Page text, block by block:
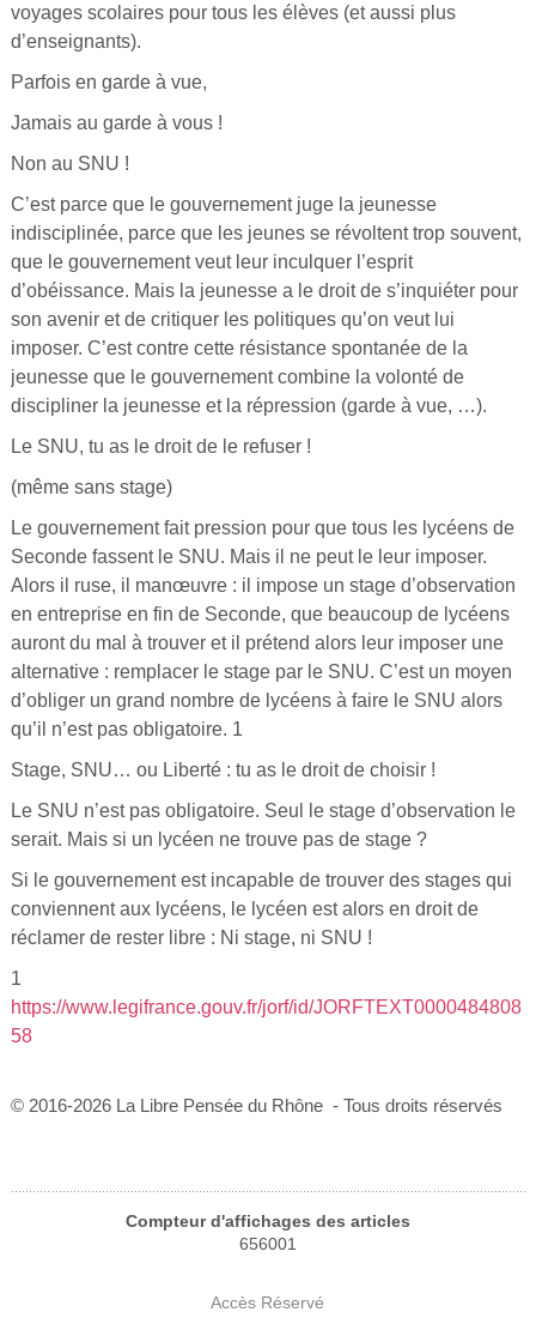
voyages scolaires pour tous les élèves (et aussi plus
d’enseignants).
Parfois en garde à vue,
Jamais au garde à vous !
Non au SNU !
C’est parce que le gouvernement juge la jeunesse
indisciplinée, parce que les jeunes se révoltent trop souvent,
que le gouvernement veut leur inculquer l’esprit
d’obéissance. Mais la jeunesse a le droit de s’inquiéter pour
son avenir et de critiquer les politiques qu’on veut lui
imposer. C’est contre cette résistance spontanée de la
jeunesse que le gouvernement combine la volonté de
discipliner la jeunesse et la répression (garde à vue, …).
Le SNU, tu as le droit de le refuser !
(même sans stage)
Le gouvernement fait pression pour que tous les lycéens de
Seconde fassent le SNU. Mais il ne peut le leur imposer.
Alors il ruse, il manœuvre : il impose un stage d’observation
en entreprise en fin de Seconde, que beaucoup de lycéens
auront du mal à trouver et il prétend alors leur imposer une
alternative : remplacer le stage par le SNU. C’est un moyen
d’obliger un grand nombre de lycéens à faire le SNU alors
qu’il n’est pas obligatoire. 1
Stage, SNU… ou Liberté : tu as le droit de choisir !
Le SNU n’est pas obligatoire. Seul le stage d’observation le
serait. Mais si un lycéen ne trouve pas de stage ?
Si le gouvernement est incapable de trouver des stages qui
conviennent aux lycéens, le lycéen est alors en droit de
réclamer de rester libre : Ni stage, ni SNU !
1
https://www.legifrance.gouv.fr/jorf/id/JORFTEXT0000484808
58
© 2016-2026 La Libre Pensée du Rhône - Tous droits réservés
Compteur d'affichages des articles
656001
Accès Réservé